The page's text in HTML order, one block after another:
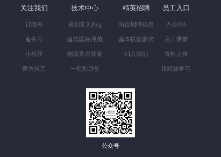
关注我们
订阅号
服务号
小程序
官方抖音
技术中心
规划常见Bug
建筑国标规范
物流常用装备
一笔划原创
精英招聘
岗位招聘信息
基本技能要求
加入我们
员工入口
办公OA
员工课堂
资料上传
IE精益学习
公众号